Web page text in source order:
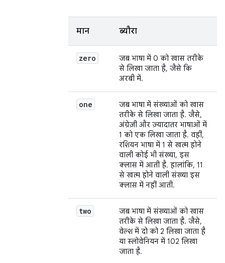
मान ब्यौरा
zero
जब भाषा में 0 को खास तरीके
से लिखा जाता है, जैसे कि
अरबी में.
one
जब भाषा में संख्याओं को खास
तरीके से लिखा जाता है. जैसे,
अंग्रेज़ी और ज़्यादातर भाषाओं में
1 को एक लिखा जाता है. वहीं,
रशियन भाषा में 1 से खत्म होने
वाली कोई भी संख्या, इस
क्लास में आती है. हालांकि, 11
से खत्म होने वाली संख्या इस
क्लास में नहीं आती.
two
जब भाषा में संख्याओं को खास
तरीके से लिखा जाता है. जैसे,
वेल्श में दो को 2 लिखा जाता है
या स्लोवेनियन में 102 लिखा
जाता है.